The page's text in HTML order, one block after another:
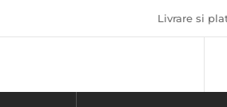
Livrare si